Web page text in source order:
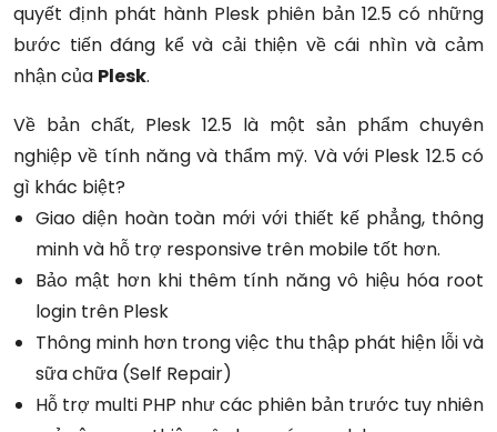
quyết định phát hành Plesk phiên bản 12.5 có những
bước tiến đáng kể và cải thiện về cái nhìn và cảm
nhận của Plesk.
Về bản chất, Plesk 12.5 là một sản phẩm chuyên
nghiệp về tính năng và thẩm mỹ. Và với Plesk 12.5 có
gì khác biệt?
Giao diện hoàn toàn mới với thiết kế phẳng, thông
minh và hỗ trợ responsive trên mobile tốt hơn.
Bảo mật hơn khi thêm tính năng vô hiệu hóa root
login trên Plesk
Thông minh hơn trong việc thu thập phát hiện lỗi và
sữa chữa (Self Repair)
Hỗ trợ multi PHP như các phiên bản trước tuy nhiên